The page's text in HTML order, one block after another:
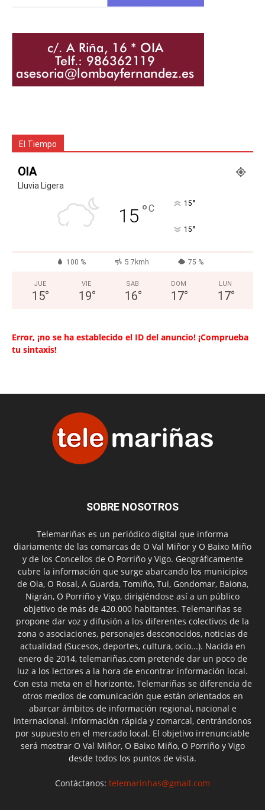
El Tiempo
OIA
Lluvia Ligera
15 °C 15°
15°
100 % 5.7kmh 75 %
JUE
15°
VIE
19°
SAB
16°
DOM
17°
LUN
17°
Error, ¡no se ha establecido el ID del anuncio! ¡Comprueba
tu sintaxis!
SOBRE NOSOTROS
Telemariñas es un periódico digital que informa
diariamente de las comarcas de O Val Miñor y O Baixo Miño
y de los Concellos de O Porriño y Vigo. Geográficamente
cubre la información que surge abarcando los municipios
de Oia, O Rosal, A Guarda, Tomiño, Tui, Gondomar, Baiona,
Nigrán, O Porriño y Vigo, dirigiéndose así a un público
objetivo de más de 420.000 habitantes. Telemariñas se
propone dar voz y difusión a los diferentes colectivos de la
zona o asociaciones, personajes desconocidos, noticias de
actualidad (Sucesos, deportes, cultura, ocio...). Nacida en
enero de 2014, telemariñas.com pretende dar un poco de
luz a los lectores a la hora de encontrar información local.
Con esta meta en el horizonte, Telemariñas se diferencia de
otros medios de comunicación que están orientados en
abarcar ámbitos de información regional, nacional e
internacional. Información rápida y comarcal, centrándonos
por supuesto en el mercado local. El objetivo irrenunciable
será mostrar O Val Miñor, O Baixo Miño, O Porriño y Vigo
desde todos los puntos de vista.
Contáctanos: telemarinhas@gmail.com